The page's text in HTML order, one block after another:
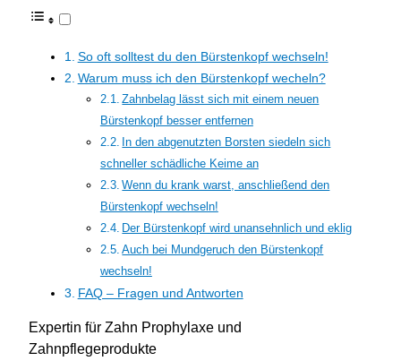
So oft solltest du den Bürstenkopf wechseln!
Warum muss ich den Bürstenkopf wecheln?
Zahnbelag lässt sich mit einem neuen
Bürstenkopf besser entfernen
In den abgenutzten Borsten siedeln sich
schneller schädliche Keime an
Wenn du krank warst, anschließend den
Bürstenkopf wechseln!
Der Bürstenkopf wird unansehnlich und eklig
Auch bei Mundgeruch den Bürstenkopf
wechseln!
FAQ – Fragen und Antworten
Expertin für Zahn Prophylaxe und
Zahnpflegeprodukte